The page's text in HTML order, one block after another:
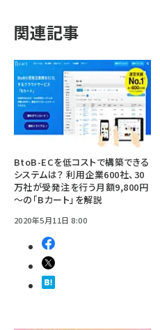
関連記事
BtoB-ECを低コストで構築できる
システムは？ 利用企業600社、30
万社が受発注を行う月額9,800円
～の「Bカート」を解説
2020年5月11日 8:00